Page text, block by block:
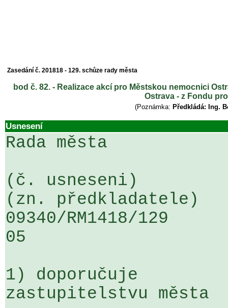
Zasedání č. 201818 - 129. schůze rady města
bod č. 82. - Realizace akcí pro Městskou nemocnici
Ostrava - z Fondu
(Poznámka: Předkládá: Ing.
Usnesení
Rada města
(č. usneseni)
(zn. předkladatele)
09340/RM1418/
05
1) doporučuje
zastupitelstvu města